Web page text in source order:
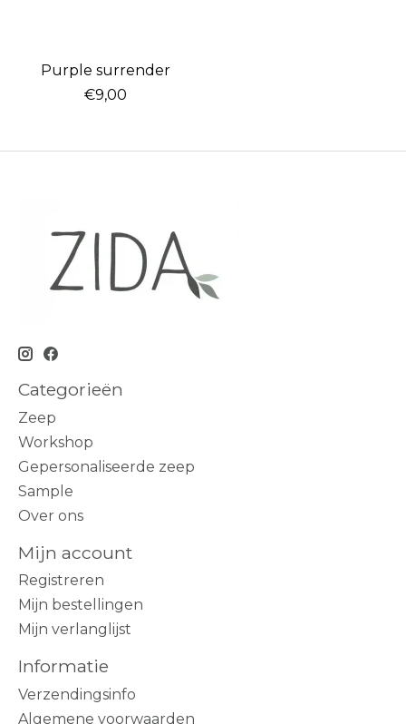
Purple surrender
€9,00
Categorieën
Zeep
Workshop
Gepersonaliseerde zeep
Sample
Over ons
Mijn account
Registreren
Mijn bestellingen
Mijn verlanglijst
Informatie
Verzendingsinfo
Algemene voorwaarden